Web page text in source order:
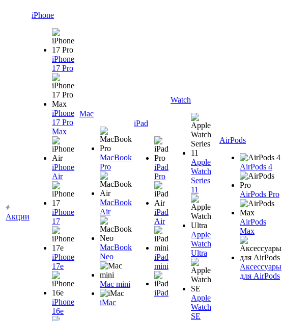
Акции
iPhone
iPhone
17 Pro
iPhone
17 Pro
Max
iPhone
Air
iPhone
17
iPhone
17e
iPhone
16e
Mac
MacBook
Pro
MacBook
Air
MacBook
Neo
Mac mini
iMac
iPad
iPad
Pro
iPad
Air
iPad
mini
iPad
Watch
Apple
Watch
Series
11
Apple
Watch
Ultra
Apple
Watch
SE
AirPods
AirPods 4
AirPods Pro
AirPods
Max
Аксессуары
для AirPods